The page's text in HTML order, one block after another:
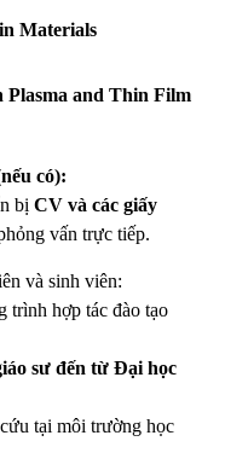
Materials
and Thin Film
có):
bịCV và các giấy
vấn trực tiếp.
và sinh viên:
trình hợp tác đào tạo
sư đến từ Đại học
tại môi trường học